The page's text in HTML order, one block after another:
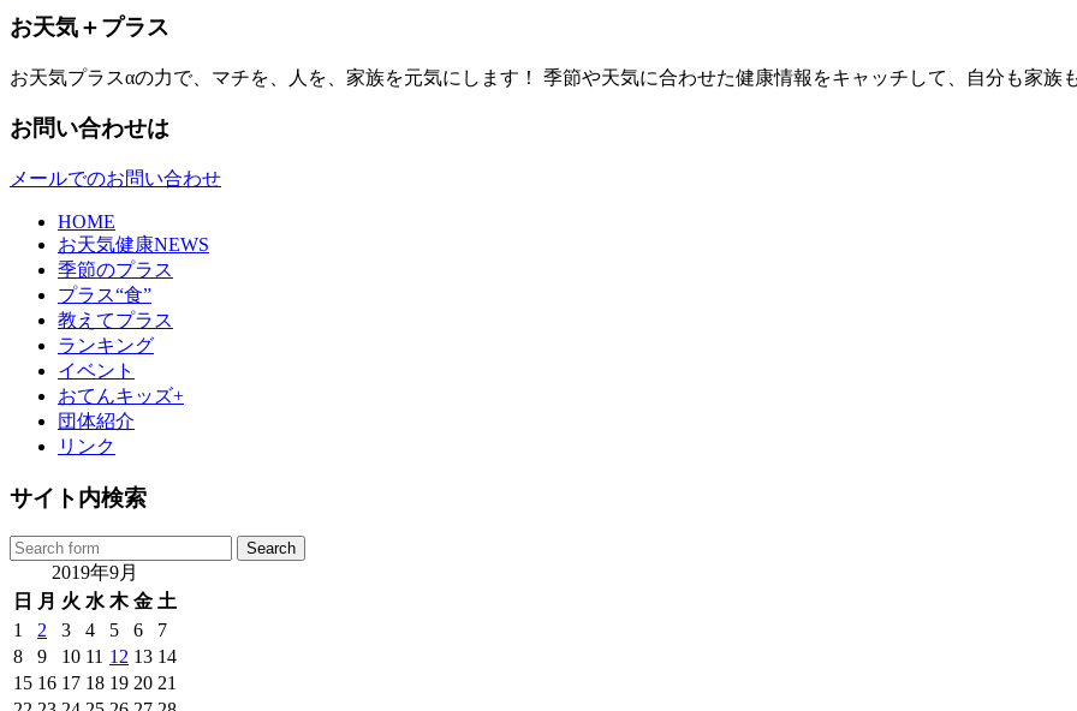
お天気＋プラス
お天気プラスαの力で、マチを、人を、家族を元気にします！ 季節や天気に合わせた健康情報をキャッチして、自分も家族
お問い合わせは
メールでのお問い合わせ
HOME
お天気健康NEWS
季節のプラス
プラス“食”
教えてプラス
ランキング
イベント
おてんキッズ+
団体紹介
リンク
サイト内検索
2019年9月
日 月 火 水 木 金 土
1
2 3 4 5 6
7
8
9 10 11 12 13 14
15 16 17 18 19 20 21